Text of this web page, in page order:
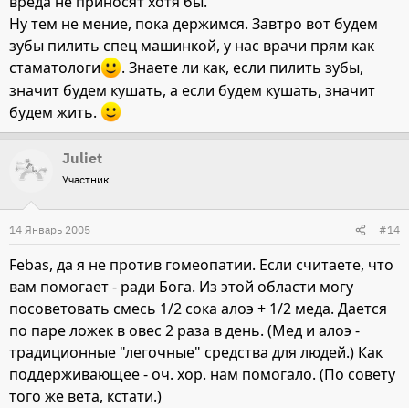
Ну тем не мение, пока держимся. Завтро вот будем
зубы пилить спец машинкой, у нас врачи прям как
стаматологи
. Знаете ли как, если пилить зубы,
значит будем кушать, а если будем кушать, значит
будем жить.
Juliet
Участник
14 Январь 2005 #14
Febas, да я не против гомеопатии. Если считаете, что
вам помогает - ради Бога. Из этой области могу
посоветовать смесь 1/2 сока алоэ + 1/2 меда. Дается
по паре ложек в овес 2 раза в день. (Мед и алоэ -
традиционные "легочные" средства для людей.) Как
поддерживающее - оч. хор. нам помогало. (По совету
того же вета, кстати.)